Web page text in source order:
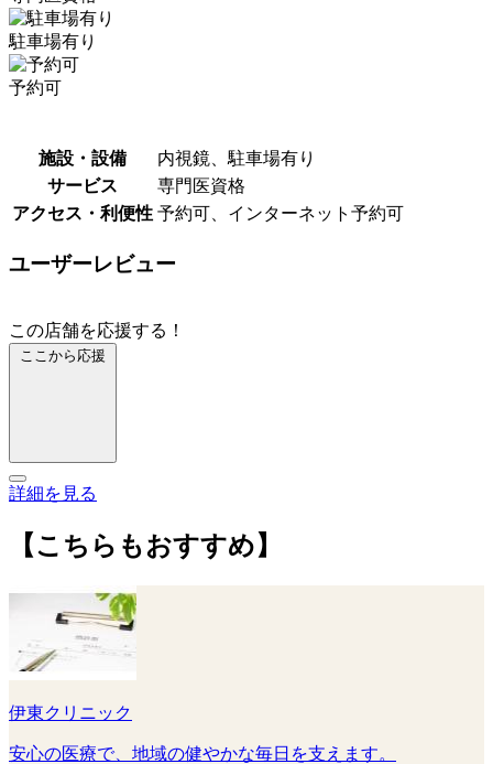
駐車場有り
予約可
施設・設備
内視鏡、駐車場有り
サービス
専門医資格
アクセス・利便性 予約可、インターネット予約可
ユーザーレビュー
この店舗を応援する！
ここから応援
詳細を見る
【こちらもおすすめ】
伊東クリニック
安心の医療で、地域の健やかな毎日を支えます。